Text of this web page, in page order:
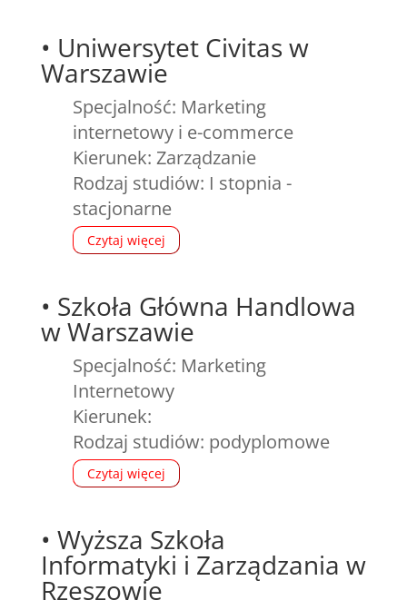
• Uniwersytet Civitas w
Warszawie
Specjalność: Marketing
internetowy i e-commerce
Kierunek: Zarządzanie
Rodzaj studiów: I stopnia -
stacjonarne
Czytaj więcej
• Szkoła Główna Handlowa
w Warszawie
Specjalność: Marketing
Internetowy
Kierunek:
Rodzaj studiów: podyplomowe
Czytaj więcej
• Wyższa Szkoła
Informatyki i Zarządzania w
Rzeszowie